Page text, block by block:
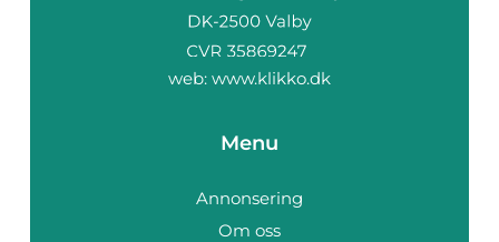
web: www.klikko.dk
Menu
Annonsering
Om oss